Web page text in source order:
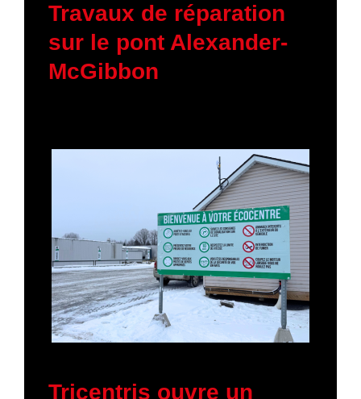
Travaux de réparation
sur le pont Alexander-
McGibbon
Tricentris ouvre un